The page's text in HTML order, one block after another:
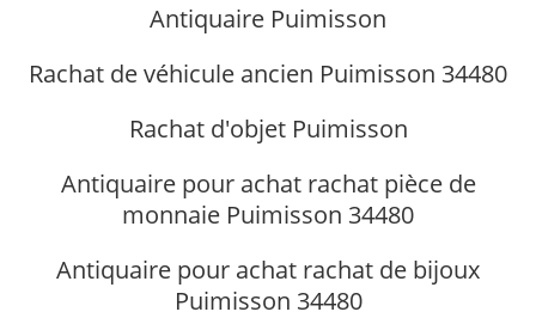
Antiquaire Puimisson
Rachat de véhicule ancien Puimisson 34480
Rachat d'objet Puimisson
Antiquaire pour achat rachat pièce de
monnaie Puimisson 34480
Antiquaire pour achat rachat de bijoux
Puimisson 34480